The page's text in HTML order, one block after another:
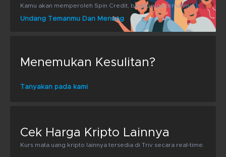
Kamu akan memperoleh Spin Credit, begitu juga temanmu!
Undang Temanmu Dan Menang
Menemukan Kesulitan?
Tanyakan pada kami
Cek Harga Kripto Lainnya
Kurs mata uang kripto lainnya tersedia di Triv secara real-time.